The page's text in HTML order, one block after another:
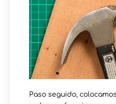
Paso seguido,